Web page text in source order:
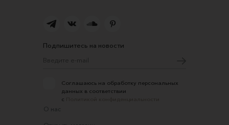
Подпишитесь на новости
Соглашаюсь на обработку персональных
данных в соответствии
с
О нас